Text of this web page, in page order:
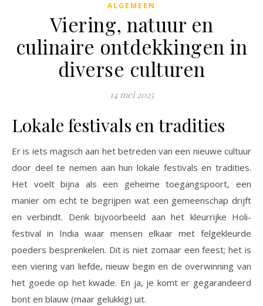
ALGEMEEN
Viering, natuur en
culinaire ontdekkingen in
diverse culturen
14 mei 2025
Lokale festivals en tradities
Er is iets magisch aan het betreden van een nieuwe cultuur
door deel te nemen aan hun lokale festivals en tradities.
Het voelt bijna als een geheime toegangspoort, een
manier om echt te begrijpen wat een gemeenschap drijft
en verbindt. Denk bijvoorbeeld aan het kleurrijke Holi-
festival in India waar mensen elkaar met felgekleurde
poeders besprenkelen. Dit is niet zomaar een feest; het is
een viering van liefde, nieuw begin en de overwinning van
het goede op het kwade. En ja, je komt er gegarandeerd
bont en blauw (maar gelukkig) uit.